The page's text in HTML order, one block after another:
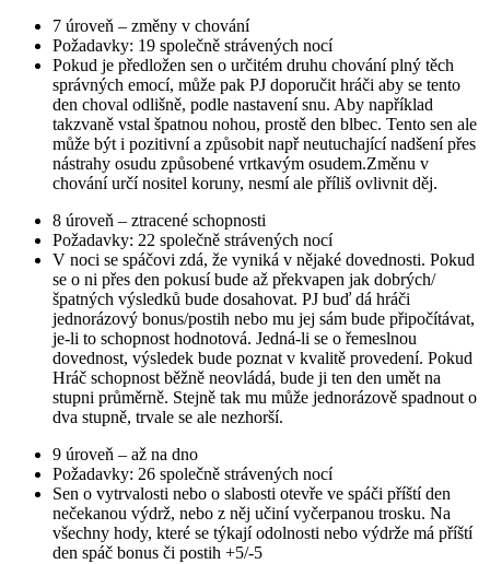
7 úroveň – změny v chování
Požadavky: 19 společně strávených nocí
Pokud je předložen sen o určitém druhu chování plný těch
správných emocí, může pak PJ doporučit hráči aby se tento
den choval odlišně, podle nastavení snu. Aby například
takzvaně vstal špatnou nohou, prostě den blbec. Tento sen ale
může být i pozitivní a způsobit např neutuchající nadšení přes
nástrahy osudu způsobené vrtkavým osudem.Změnu v
chování určí nositel koruny, nesmí ale příliš ovlivnit děj.
8 úroveň – ztracené schopnosti
Požadavky: 22 společně strávených nocí
V noci se spáčovi zdá, že vyniká v nějaké dovednosti. Pokud
se o ni přes den pokusí bude až překvapen jak dobrých/
špatných výsledků bude dosahovat. PJ buď dá hráči
jednorázový bonus/postih nebo mu jej sám bude připočítávat,
je-li to schopnost hodnotová. Jedná-li se o řemeslnou
dovednost, výsledek bude poznat v kvalitě provedení. Pokud
Hráč schopnost běžně neovládá, bude ji ten den umět na
stupni průměrně. Stejně tak mu může jednorázově spadnout o
dva stupně, trvale se ale nezhorší.
9 úroveň – až na dno
Požadavky: 26 společně strávených nocí
Sen o vytrvalosti nebo o slabosti otevře ve spáči příští den
nečekanou výdrž, nebo z něj učiní vyčerpanou trosku. Na
všechny hody, které se týkají odolnosti nebo výdrže má příští
den spáč bonus či postih +5/-5